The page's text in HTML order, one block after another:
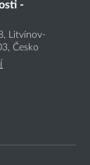
-
Litvínov-
Česko